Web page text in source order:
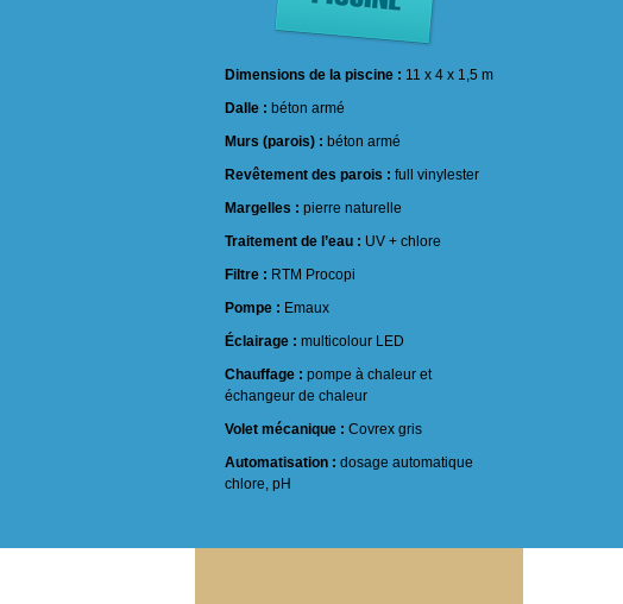
Dimensions de la piscine : 11 x 4 x 1,5 m
Dalle : béton armé
Murs (parois) : béton armé
Revêtement des parois : full vinylester
Margelles : pierre naturelle
Traitement de l’eau : UV + chlore
Filtre : RTM Procopi
Pompe : Emaux
Éclairage : multicolour LED
Chauffage : pompe à chaleur et
échangeur de chaleur
Volet mécanique : Covrex gris
Automatisation : dosage automatique
chlore, pH